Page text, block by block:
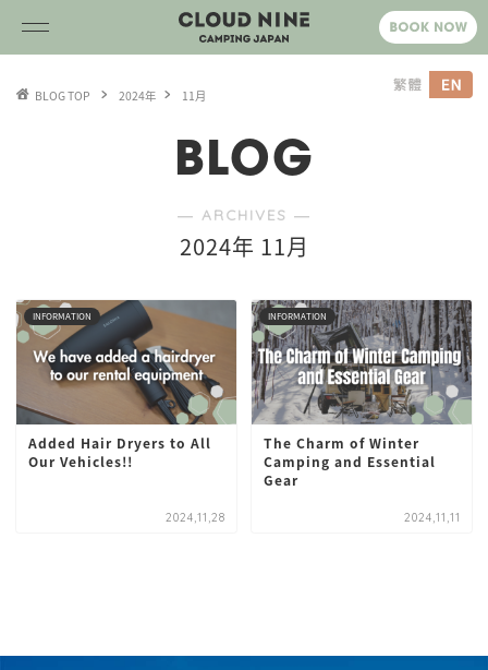
BLOG TOP 2024年 11月
BLOG
― ARCHIVES ―
2024年 11月
INFORMATION
Added Hair Dryers to All
Our Vehicles!!
2024,11,28
INFORMATION
The Charm of Winter
Camping and Essential
Gear
2024,11,11